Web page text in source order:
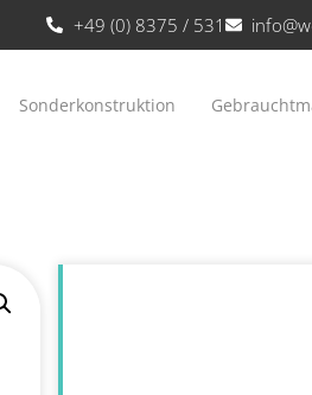
+49 (0) 8375 / 531
Sonderkonstruktion